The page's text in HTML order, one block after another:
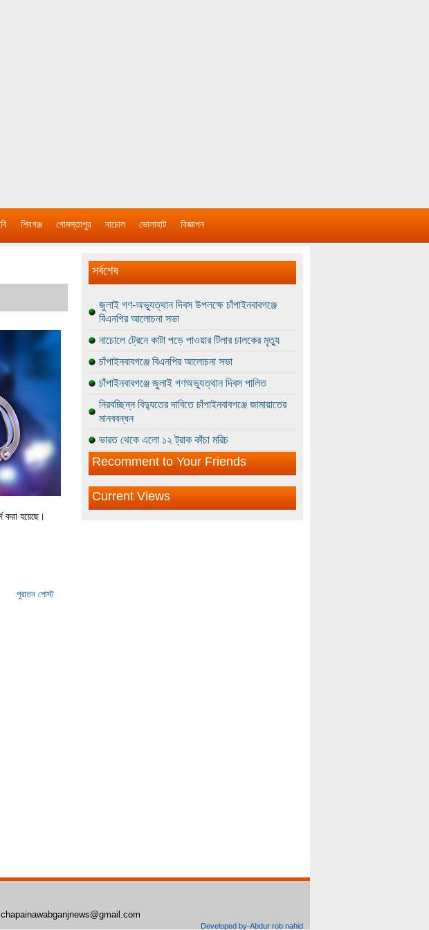
শিবগঞ্জ গোমস্তাপুর নাচোল ভোলাহাট বিজ্ঞাপন
করা হয়েছে।
পুরাতন পোস্ট
সর্বশেষ
জুলাই গণ-অভ্যুত্থান দিবস উপলক্ষে চাঁপাইনবাবগঞ্জে
বিএনপির আলোচনা সভা
নাচোলে ট্রেনে কাটা পড়ে পাওয়ার টিলার চালকের মৃত্যু
চাঁপাইনবাবগঞ্জে বিএনপির আলোচনা সভা
চাঁপাইনবাবগঞ্জে জুলাই গণঅভ্যুত্থান দিবস পালিত
নিরবচ্ছিন্ন বিদ্যুতের দাবিতে চাঁপাইনবাবগঞ্জে জামায়াতের
মানববন্ধন
ভারত থেকে এলো ১২ ট্রাক কাঁচা মরিচ
Recomment to Your Friends
Current Views
chapainawabganjnews@gmail.com
Developed by-Abdur rob nahid